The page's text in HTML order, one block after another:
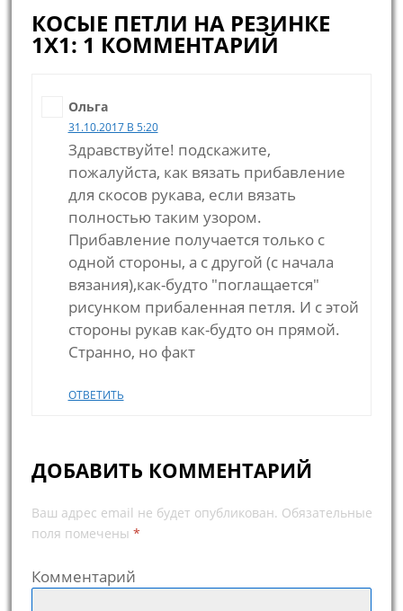
КОСЫЕ ПЕТЛИ НА РЕЗИНКЕ
1X1: 1 КОММЕНТАРИЙ
Ольга
31.10.2017 В 5:20
Здравствуйте! подскажите,
пожалуйста, как вязать прибавление
для скосов рукава, если вязать
полностью таким узором.
Прибавление получается только с
одной стороны, а с другой (с начала
вязания),как-будто "поглащается"
рисунком прибаленная петля. И с этой
стороны рукав как-будто он прямой.
Странно, но факт
ОТВЕТИТЬ
ДОБАВИТЬ КОММЕНТАРИЙ
Ваш адрес email не будет опубликован. Обязательные
поля помечены *
Комментарий